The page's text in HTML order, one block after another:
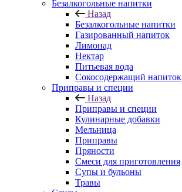
Безалкогольные напитки
Назад
Безалкогольные напитки
Газированный напиток
Лимонад
Нектар
Питьевая вода
Сокосодержащий напиток
Приправы и специи
Назад
Приправы и специи
Кулинарные добавки
Мельница
Приправы
Пряности
Смеси для приготовления
Супы и бульоны
Травы